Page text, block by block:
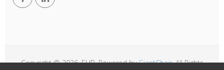
Copyright © 2026, EUB. Powered byGiantChair. All Rights